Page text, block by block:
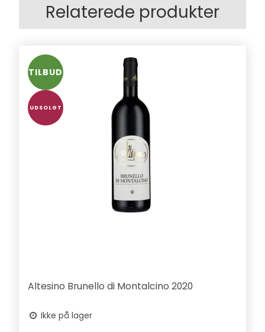
Relaterede produkter
TILBUD
UDSOLGT
Altesino Brunello di Montalcino 2020
Ikke på lager